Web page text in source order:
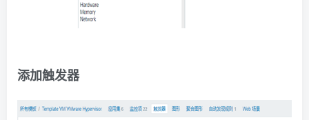
添加触发器